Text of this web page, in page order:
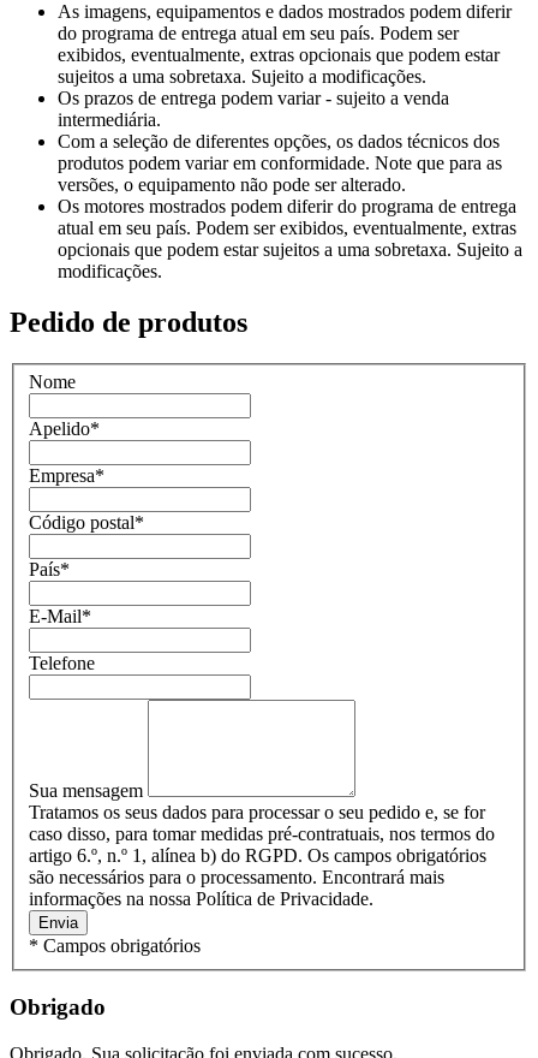
As imagens, equipamentos e dados mostrados podem diferir
do programa de entrega atual em seu país. Podem ser
exibidos, eventualmente, extras opcionais que podem estar
sujeitos a uma sobretaxa. Sujeito a modificações.
Os prazos de entrega podem variar - sujeito a venda
intermediária.
Com a seleção de diferentes opções, os dados técnicos dos
produtos podem variar em conformidade. Note que para as
versões, o equipamento não pode ser alterado.
Os motores mostrados podem diferir do programa de entrega
atual em seu país. Podem ser exibidos, eventualmente, extras
opcionais que podem estar sujeitos a uma sobretaxa. Sujeito a
modificações.
Pedido de produtos
Nome
Apelido*
Empresa*
Código postal*
País*
E-Mail*
Telefone
Sua mensagem
Tratamos os seus dados para processar o seu pedido e, se for
caso disso, para tomar medidas pré-contratuais, nos termos do
artigo 6.º, n.º 1, alínea b) do RGPD. Os campos obrigatórios
são necessários para o processamento. Encontrará mais
informações na nossa Política de Privacidade.
Envia
* Campos obrigatórios
Obrigado
Obrigado. Sua solicitação foi enviada com sucesso.